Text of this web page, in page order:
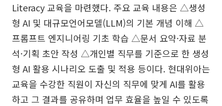
Literacy 교육을 마련했다. 주요 교육 내용은 △생성
형 AI 및 대규모언어모델(LLM)의 기본 개념 이해 △
프롬프트 엔지니어링 기초 학습 △문서 요약·자료 분
석·기획 초안 작성 △개인별 직무를 기준으로 한 생성
형 AI 활용 시나리오 도출 및 적용 등이다. 현대위아는
교육을 수강한 직원이 자신의 직무에 맞게 AI를 활용
하고 그 결과를 공유하며 업무 효율을 높일 수 있도록